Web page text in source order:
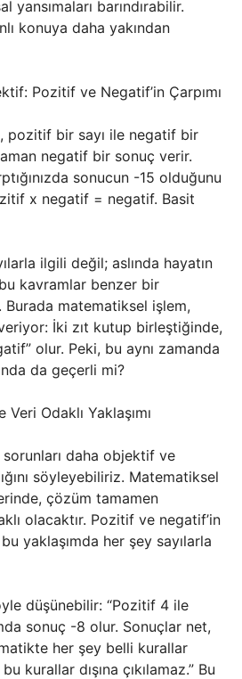
yansımaları barındırabilir.
konuya daha yakından
Pozitif ve Negatif’in Çarpımı
pozitif bir sayı ile negatif bir
negatif bir sonuç verir.
sonucun -15 olduğunu
x negatif = negatif. Basit
ilgili değil; aslında hayatın
kavramlar benzer bir
matematiksel işlem,
İki zıt kutup birleştiğinde,
olur. Peki, bu aynı zamanda
da geçerli mi?
Odaklı Yaklaşımı
daha objektif ve
söyleyebiliriz. Matematiksel
çözüm tamamen
olacaktır. Pozitif ve negatif’in
yaklaşımda her şey sayılarla
düşünebilir: “Pozitif 4 ile
sonuç -8 olur. Sonuçlar net,
her şey belli kurallar
kurallar dışına çıkılamaz.” Bu